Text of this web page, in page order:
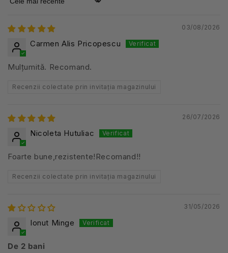
Sort by
03/08/2026
Carmen Alis Pricopescu
Mulțumită. Recomand.
Recenzii colectate prin invitația magazinului
26/07/2026
Nicoleta Hutuliac
Foarte bune,rezistente!Recomand!!
Recenzii colectate prin invitația magazinului
31/05/2026
Ionut Minge
De 2 bani